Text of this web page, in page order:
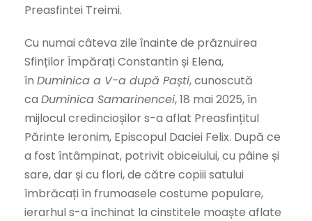
Preasfintei Treimi.
Cu numai câteva zile înainte de prăznuirea
Sfinților Împărați Constantin și Elena,
în Duminica a V-a după Paști, cunoscută
ca Duminica Samarinencei, 18 mai 2025, în
mijlocul credincioșilor s-a aflat Preasfințitul
Părinte Ieronim, Episcopul Daciei Felix. După ce
a fost întâmpinat, potrivit obiceiului, cu pâine și
sare, dar și cu flori, de către copiii satului
îmbrăcați în frumoasele costume populare,
ierarhul s-a închinat la cinstitele moaște aflate